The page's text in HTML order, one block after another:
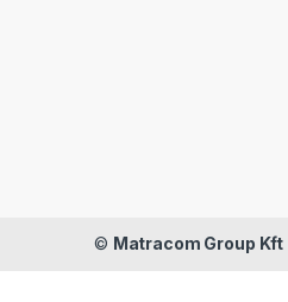
© Matracom Group Kft